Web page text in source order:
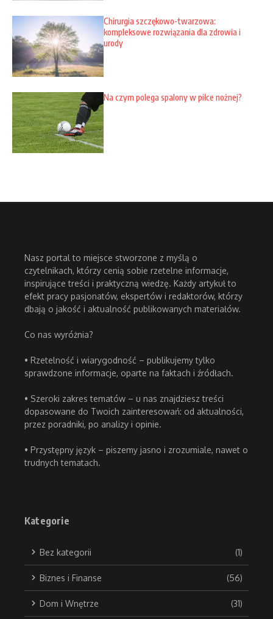
Chirurgia szczękowo-twarzowa:
kompleksowe rozwiązania dla zdrowia i
urody
Na czym polega spalony w piłce nożnej?
Nasz portal to miejsce stworzone z myślą o
czytelnikach, którzy cenią sobie rzetelne informacje,
inspirujące treści i praktyczną wiedzę. Każdy artykuł to
efekt pracy pasjonatów, ekspertów i redaktorów, którzy
dbają o jakość i aktualność publikowanych materiałów.
Co nas wyróżnia?
• Rzetelność i wiarygodność – publikujemy tylko
sprawdzone informacje, oparte na faktach i źródłach.
• Szeroki zakres tematów – u nas znajdziesz treści
dopasowane do Twoich zainteresowań: od aktualności,
przez poradniki, po analizy i opinie.
• Przystępny język – piszemy jasno i zrozumiale, nawet o
trudnych tematach.
Kategorie
Bez kategorii (1)
Biznes i Finanse (56)
Dom i Wnętrze (31)